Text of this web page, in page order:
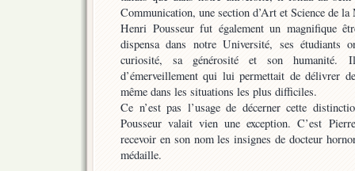
Communication, une section d’Art et Science de la
Henri Pousseur fut également un magnifique
dispensa dans notre Université, ses étudiants
curiosité, sa générosité et son
d’émerveillement qui lui permettait de délivrer
même dans les situations les plus difficiles.
Ce n’est pas l’usage de décerner cette
Pousseur valait vien une exception. C’est
recevoir en son nom les insignes de docteur
médaille.